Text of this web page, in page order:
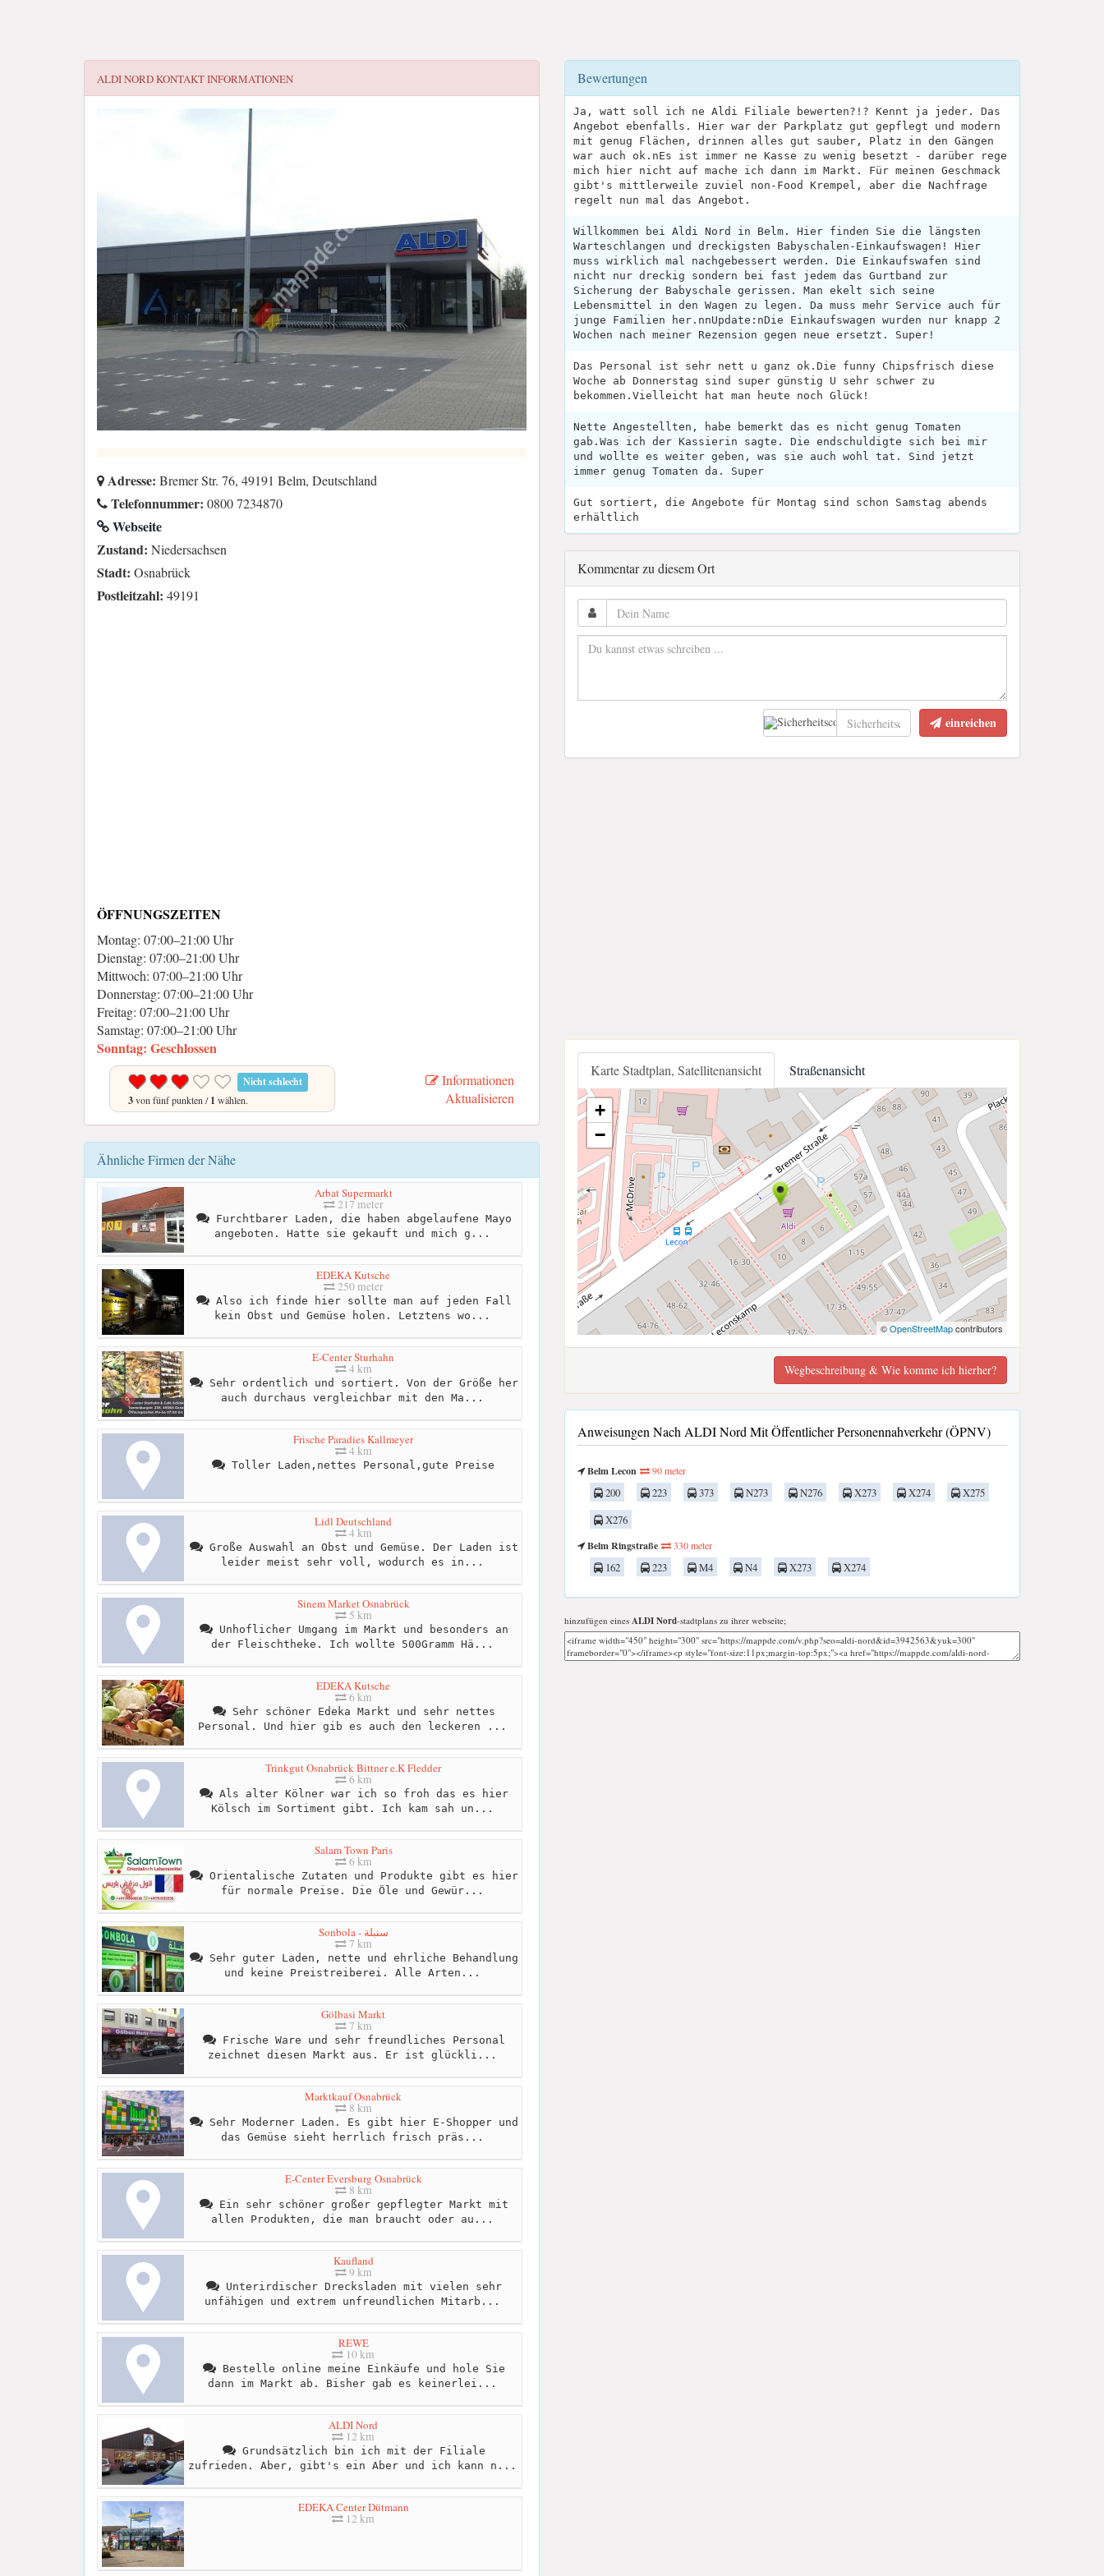
ALDI NORDKONTAKT INFORMATIONEN
Adresse: Bremer Str. 76, 49191 Belm, Deutschland
Telefonnummer: 0800 7234870
Webseite
Zustand: Niedersachsen
Stadt: Osnabrück
Postleitzahl: 49191
ÖFFNUNGSZEITEN
Montag: 07:00–21:00 Uhr
Dienstag: 07:00–21:00 Uhr
Mittwoch: 07:00–21:00 Uhr
Donnerstag: 07:00–21:00 Uhr
Freitag: 07:00–21:00 Uhr
Samstag: 07:00–21:00 Uhr
Sonntag: Geschlossen
Nicht schlecht
3von fünf punkten /1 wählen.
Informationen
Aktualisieren
Ähnliche Firmen der Nähe
Arbat Supermarkt
217 meter
Furchtbarer Laden, die haben abgelaufene Mayo
angeboten. Hatte sie gekauft und mich g...
EDEKA Kutsche
250 meter
Also ich finde hier sollte man auf jeden Fall
kein Obst und Gemüse holen. Letztens wo...
E-Center Sturhahn
4 km
Sehr ordentlich und sortiert. Von der Größe her
auch durchaus vergleichbar mit den Ma...
Frische Paradies Kallmeyer
4 km
Toller Laden,nettes Personal,gute Preise
Lidl Deutschland
4 km
Große Auswahl an Obst und Gemüse. Der Laden ist
leider meist sehr voll, wodurch es in...
Sinem Market Osnabrück
5 km
Unhoflicher Umgang im Markt und besonders an
der Fleischtheke. Ich wollte 500Gramm Hä...
EDEKA Kutsche
6 km
Sehr schöner Edeka Markt und sehr nettes
Personal. Und hier gib es auch den leckeren ...
Trinkgut Osnabrück Bittner e.K Fledder
6 km
Als alter Kölner war ich so froh das es hier
Kölsch im Sortiment gibt. Ich kam sah un...
Salam Town Paris
6 km
Orientalische Zutaten und Produkte gibt es hier
für normale Preise. Die Öle und Gewür...
Sonbola - سنبلة
7 km
Sehr guter Laden, nette und ehrliche Behandlung
und keine Preistreiberei. Alle Arten...
Gölbasi Markt
7 km
Frische Ware und sehr freundliches Personal
zeichnet diesen Markt aus. Er ist glückli...
Marktkauf Osnabrück
8 km
Sehr Moderner Laden. Es gibt hier E-Shopper und
das Gemüse sieht herrlich frisch präs...
E-Center Eversburg Osnabrück
8 km
Ein sehr schöner großer gepflegter Markt mit
allen Produkten, die man braucht oder au...
Kaufland
9 km
Unterirdischer Drecksladen mit vielen sehr
unfähigen und extrem unfreundlichen Mitarb...
REWE
10 km
Bestelle online meine Einkäufe und hole Sie
dann im Markt ab. Bisher gab es keinerlei...
ALDI Nord
12 km
Grundsätzlich bin ich mit der Filiale
zufrieden. Aber, gibt's ein Aber und ich kann n...
EDEKA Center Dütmann
12 km
Bewertungen
Ja, watt soll ich ne Aldi Filiale bewerten?!? Kennt ja jeder. Das
Angebot ebenfalls. Hier war der Parkplatz gut gepflegt und modern
mit genug Flächen, drinnen alles gut sauber, Platz in den Gängen
war auch ok.nEs ist immer ne Kasse zu wenig besetzt - darüber rege
mich hier nicht auf mache ich dann im Markt. Für meinen Geschmack
gibt's mittlerweile zuviel non-Food Krempel, aber die Nachfrage
regelt nun mal das Angebot.
Willkommen bei Aldi Nord in Belm. Hier finden Sie die längsten
Warteschlangen und dreckigsten Babyschalen-Einkaufswagen! Hier
muss wirklich mal nachgebessert werden. Die Einkaufswafen sind
nicht nur dreckig sondern bei fast jedem das Gurtband zur
Sicherung der Babyschale gerissen. Man ekelt sich seine
Lebensmittel in den Wagen zu legen. Da muss mehr Service auch für
junge Familien her.nnUpdate:nDie Einkaufswagen wurden nur knapp 2
Wochen nach meiner Rezension gegen neue ersetzt. Super!
Das Personal ist sehr nett u ganz ok.Die funny Chipsfrisch diese
Woche ab Donnerstag sind super günstig U sehr schwer zu
bekommen.Vielleicht hat man heute noch Glück!
Nette Angestellten, habe bemerkt das es nicht genug Tomaten
gab.Was ich der Kassierin sagte. Die endschuldigte sich bei mir
und wollte es weiter geben, was sie auch wohl tat. Sind jetzt
immer genug Tomaten da. Super
Gut sortiert, die Angebote für Montag sind schon Samstag abends
erhältlich
Kommentar zu diesem Ort
einreichen
Karte Stadtplan, Satellitenansicht Straßenansicht
+
−
©OpenStreetMapcontributors
Wegbeschreibung & Wie komme ich hierher?
Anweisungen Nach ALDI Nord Mit Öffentlicher Personennahverkehr (ÖPNV)
Belm Lecon 90 meter
200 223 373 N273 N276 X273 X274
X275
X276
Belm Ringstraße
330 meter
162 223 M4 N4 X273 X274
hinzufügen eines ALDI Nord-stadtplans zu ihrer webseite;